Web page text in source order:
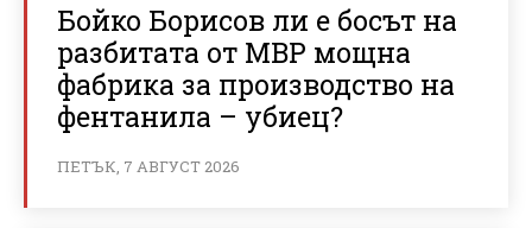
Бойко Борисов ли е босът на
разбитата от МВР мощна
фабрика за производство на
фентанила – убиец?
ПЕТЪК, 7 АВГУСТ 2026